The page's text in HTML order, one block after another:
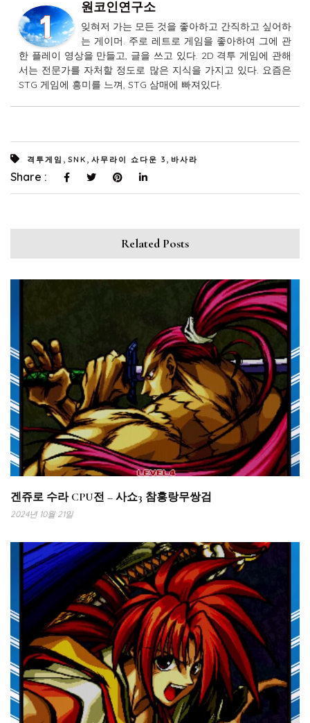
원코인연구소
잊혀저 가는 모든 것을 좋아하고 간직하고 싶어하
는 게이머. 주로 레트로 게임을 좋아하여 그에 관
한 플레이 영상을 만들고, 글을 쓰고 있다. 2D 격투 게임에 관해
서는 전문가를 자처할 정도로 많은 지식을 가지고 있다. 요즘은
STG 게임에 흥미를 느껴, STG 삼매에 빠져있다.
격투게임 SNK 사무라이 쇼다운 3 바사라
Share :
Related Posts
겐쥬로 수라 CPU전 – 사쇼3 참홍랑무쌍검
2024년 10월 21일